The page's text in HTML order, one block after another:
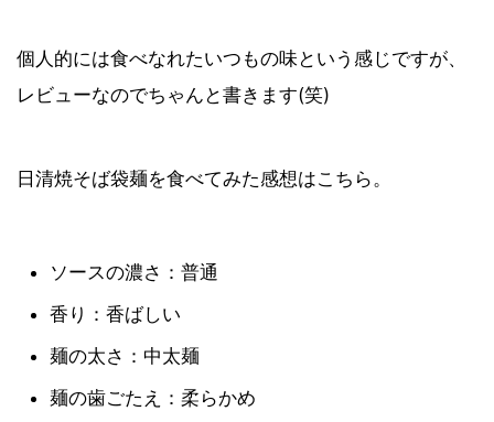
個人的には食べなれたいつもの味という感じですが、
レビューなのでちゃんと書きます(笑)
日清焼そば袋麺を食べてみた感想はこちら。
ソースの濃さ：普通
香り：香ばしい
麺の太さ：中太麺
麺の歯ごたえ：柔らかめ